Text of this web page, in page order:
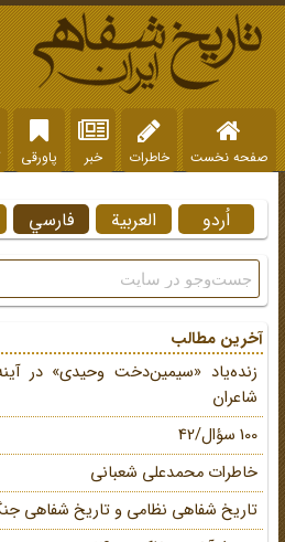
صفحه نخست خاطرات خبر پاورقی
فارسي العربية اُردو
آخرین مطالب
زنده‌یاد «سیمین‌دخت وحیدی» در
شاعران
100 سؤال/42
خاطرات محمد‌علی شعبانی
تاریخ شفاهی نظامی و تاریخ شفاهی